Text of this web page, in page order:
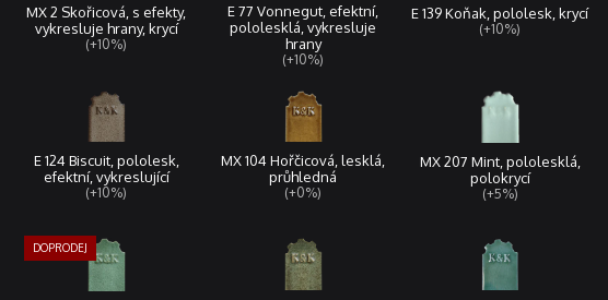
MX 2 Skořicová, s efekty,
vykresluje hrany, krycí
(+10%)
E 77 Vonnegut, efektní,
pololesklá, vykresluje
hrany
(+10%)
E 139 Koňak, pololesk, krycí
(+10%)
E 124 Biscuit, pololesk,
efektní, vykreslující
(+10%)
MX 104 Hořčicová, lesklá,
průhledná
(+0%)
MX 207 Mint, pololesklá,
polokrycí
(+5%)